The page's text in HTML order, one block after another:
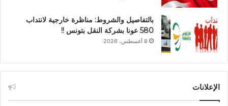
بالتفاصيل والشروط: مناظرة خارجية لانتداب
580 عونا بشركة النقل بتونس !!
8 أغسطس، 2026
الإعلانات